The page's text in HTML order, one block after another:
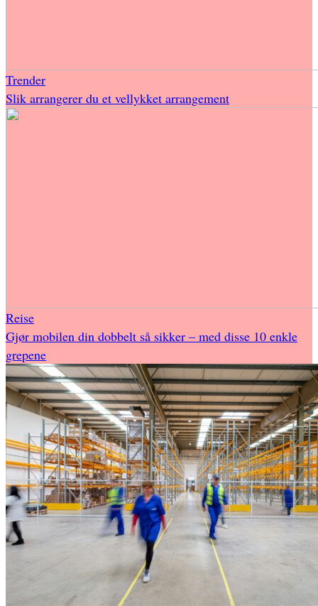
Trender
Slik arrangerer du et vellykket arrangement
Reise
Gjør mobilen din dobbelt så sikker – med disse 10 enkle
grepene